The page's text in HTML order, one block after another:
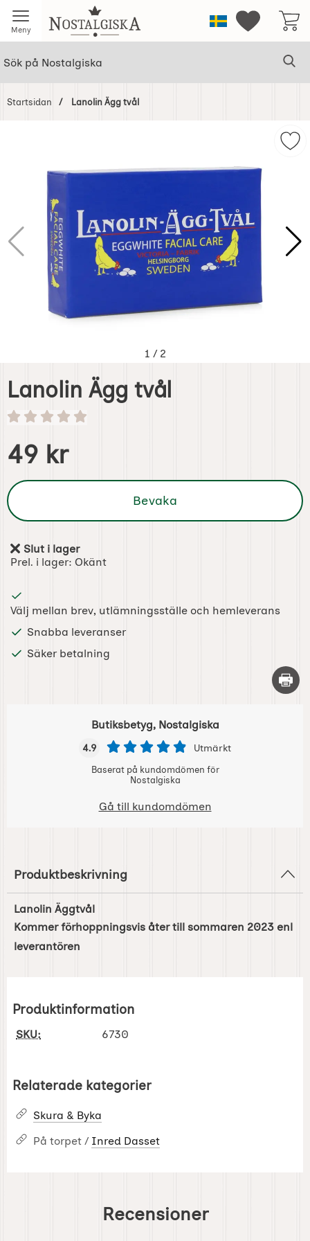
Meny Startsidan för NostalgiskaSverigeMina
Startsidan Lanolin Ägg tvål
1 / 2
Lanolin Ägg tvål
Handla denna produkt Lanolin Ägg tvål
pris
49 kr
Bevaka
Tillgänglighet:
Slut i lager
Prel. i lager: Okänt
Välj mellan brev, utlämningsställe och hemleverans
Snabba leveranser
Säker betalning
Skriv
Butiksbetyg, Nostalgiska
4.9 Utmärkt
Baserat på kundomdömen för
Nostalgiska
Gå till kundomdömen
Produktbeskrivning
Lanolin Äggtvål
Kommer förhoppningsvis åter till sommaren 2023 enl
leverantören
Produktinformation
SKU: 6730
Relaterade kategorier
Skura & Byka
På torpet / Inred Dasset
Recensioner